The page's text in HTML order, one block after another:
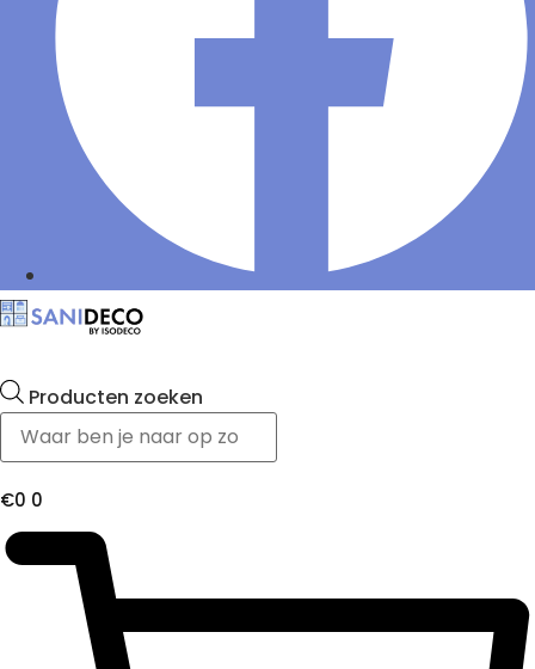
Producten zoeken
€0 0